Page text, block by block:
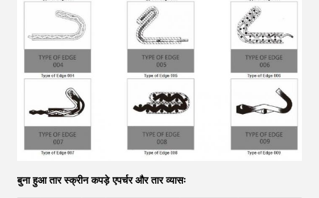
बुना हुआ तार स्क्रीन कपड़े एपर्चर और तार व्यासः